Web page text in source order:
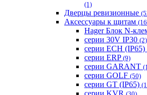
(1)
Дверцы ревизионные
Аксессуары к щитам
Hager Блок N-
серии 30V IP30 (2)
серии ECH (IP65)
серии ERP (9)
серии GARANT
серии GOLF (50)
серии GT (IP65)